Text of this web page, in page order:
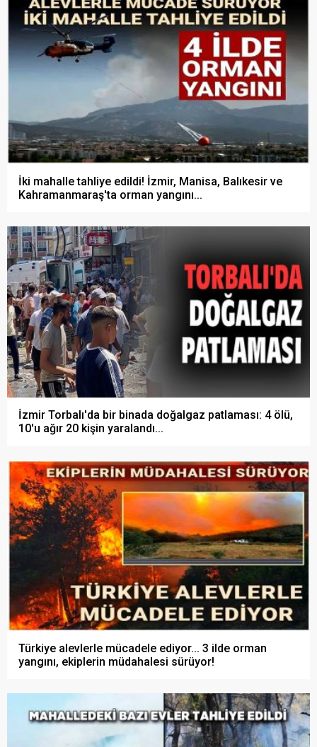
İki mahalle tahliye edildi! İzmir, Manisa, Balıkesir ve
Kahramanmaraş'ta orman yangını...
İzmir Torbalı'da bir binada doğalgaz patlaması: 4 ölü,
10'u ağır 20 kişin yaralandı...
Türkiye alevlerle mücadele ediyor... 3 ilde orman
yangını, ekiplerin müdahalesi sürüyor!